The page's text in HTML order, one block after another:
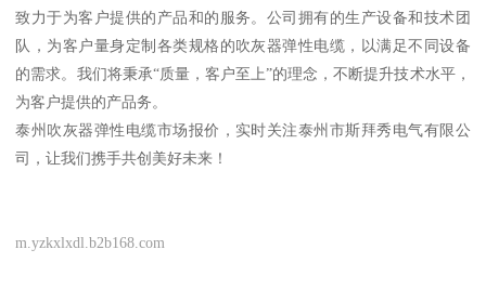
致力于为客户提供的产品和的服务。公司拥有的生产设备和技术团
队，为客户量身定制各类规格的吹灰器弹性电缆，以满足不同设备
的需求。我们将秉承“质量，客户至上”的理念，不断提升技术水平，
为客户提供的产品务。
泰州吹灰器弹性电缆市场报价，实时关注泰州市斯拜秀电气有限公
司，让我们携手共创美好未来！
m.yzkxlxdl.b2b168.com